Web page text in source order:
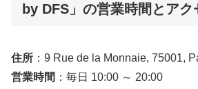
by DFS」の営業時間とアク
住所 ：9 Rue de la Monnaie, 75001,
営業時間 ：毎日 10:00 ～ 20:00